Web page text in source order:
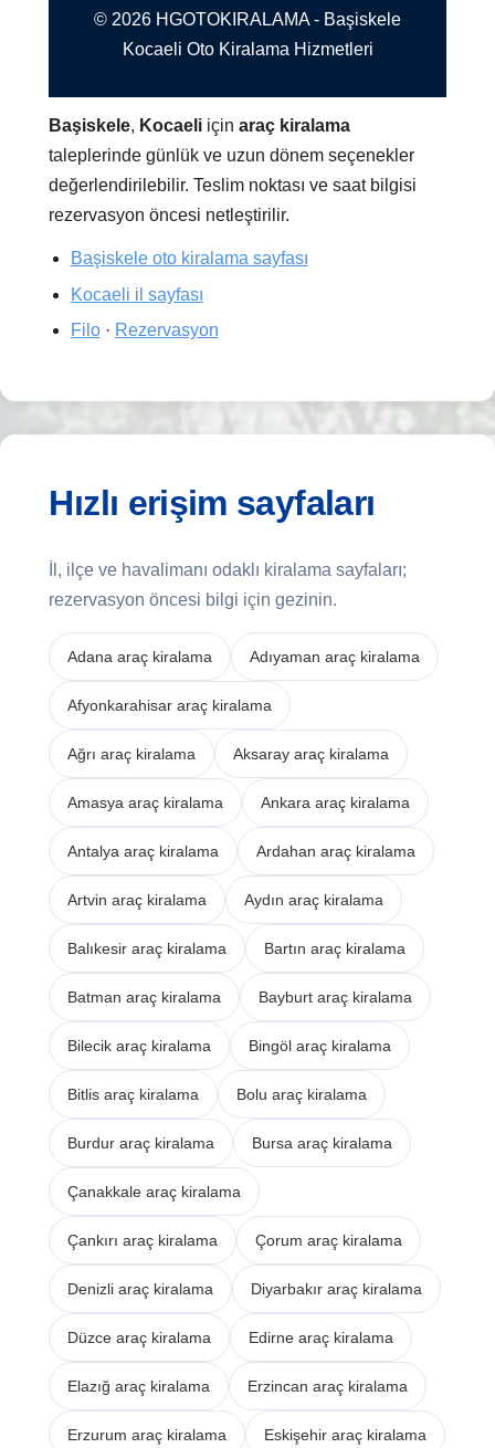
© 2026 HGOTOKIRALAMA - Başiskele
Kocaeli Oto Kiralama Hizmetleri
Başiskele, Kocaeli içinaraç kiralama
taleplerinde günlük ve uzun dönem seçenekler
değerlendirilebilir. Teslim noktası ve saat bilgisi
rezervasyon öncesi netleştirilir.
Başiskele oto kiralama sayfası
Kocaeli il sayfası
Filo· Rezervasyon
Hızlı erişim sayfaları
İl, ilçe ve havalimanı odaklı kiralama sayfaları;
rezervasyon öncesi bilgi için gezinin.
Adana araç kiralama Adıyaman araç kiralama
Afyonkarahisar araç kiralama
Ağrı araç kiralama Aksaray araç kiralama
Amasya araç kiralama Ankara araç kiralama
Antalya araç kiralama Ardahan araç kiralama
Artvin araç kiralama Aydın araç kiralama
Balıkesir araç kiralama Bartın araç kiralama
Batman araç kiralama Bayburt araç kiralama
Bilecik araç kiralama Bingöl araç kiralama
Bitlis araç kiralama Bolu araç kiralama
Burdur araç kiralama Bursa araç kiralama
Çanakkale araç kiralama
Çankırı araç kiralama Çorum araç kiralama
Denizli araç kiralama Diyarbakır araç kiralama
Düzce araç kiralama Edirne araç kiralama
Elazığ araç kiralama Erzincan araç kiralama
Erzurum araç kiralama Eskişehir araç kiralama